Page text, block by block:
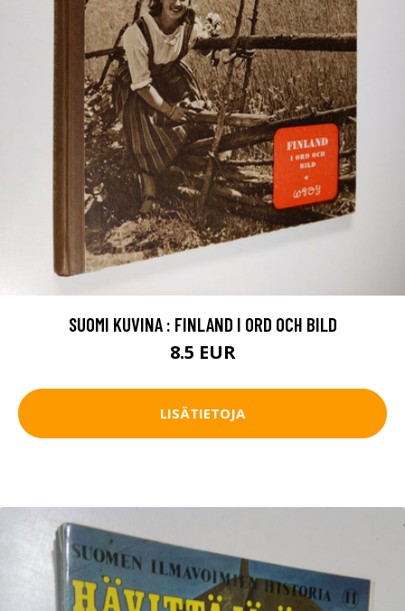
SUOMI KUVINA : FINLAND I ORD OCH BILD
8.5 EUR
LISÄTIETOJA